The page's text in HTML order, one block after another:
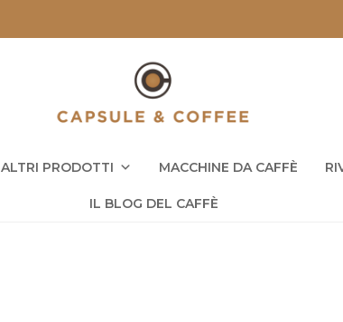
ALTRI PRODOTTI MACCHINE DA CAFFÈ
IL BLOG DEL CAFFÈ